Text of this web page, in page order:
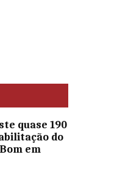
quase 190
do
em